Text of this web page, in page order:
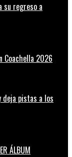
su regreso a
Coachella 2026
deja pistas a los
ÁLBUM